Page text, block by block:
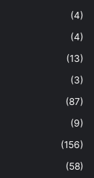
(4)
(4)
(13)
(3)
(87)
(9)
(156)
(58)